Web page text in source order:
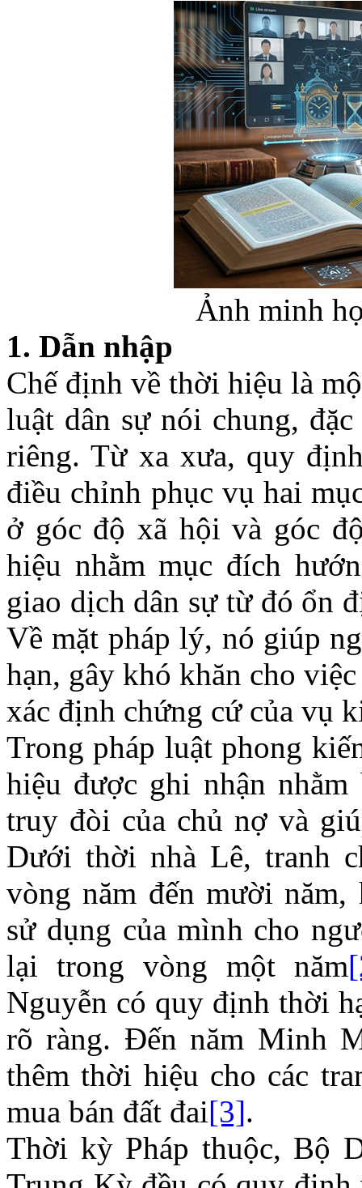
Ảnh minh
1. Dẫn nhập
Chế định về thời hiệu là
luật dân sự nói chung,
riêng. Từ xa xưa, quy
điều chỉnh phục vụ hai
ở góc độ xã hội và góc
hiệu nhằm mục đích
giao dịch dân sự từ đó ổn
Về mặt pháp lý, nó giúp
hạn, gây khó khăn cho
xác định chứng cứ của vụ
Trong pháp luật phong
hiệu được ghi nhận
truy đòi của chủ nợ và
Dưới thời nhà Lê, tranh
vòng năm đến mười
sử dụng của mình cho
lại trong vòng một năm
Nguyễn có quy định thời
rõ ràng. Đến năm Minh
thêm thời hiệu cho các
mua bán đất đai[3].
Thời kỳ Pháp thuộc, Bộ